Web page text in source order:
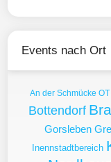
Events nach Ort
An der Schmücke
Bottendorf
Gorsleben
Inennstadtbereich